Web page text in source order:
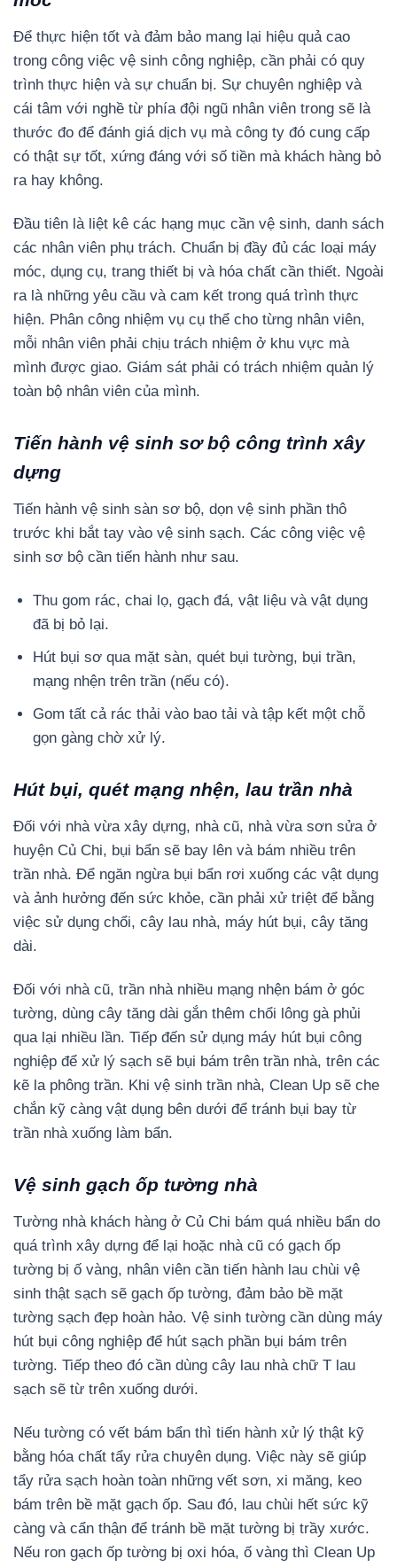
Để thực hiện tốt và đảm bảo mang lại hiệu quả cao
trong công việc vệ sinh công nghiệp, cần phải có quy
trình thực hiện và sự chuẩn bị. Sự chuyên nghiệp và
cái tâm với nghề từ phía đội ngũ nhân viên trong sẽ là
thước đo để đánh giá dịch vụ mà công ty đó cung cấp
có thật sự tốt, xứng đáng với số tiền mà khách hàng bỏ
ra hay không.
Đầu tiên là liệt kê các hạng mục cần vệ sinh, danh sách
các nhân viên phụ trách. Chuẩn bị đầy đủ các loại máy
móc, dụng cụ, trang thiết bị và hóa chất cần thiết. Ngoài
ra là những yêu cầu và cam kết trong quá trình thực
hiện. Phân công nhiệm vụ cụ thể cho từng nhân viên,
mỗi nhân viên phải chịu trách nhiệm ở khu vực mà
mình được giao. Giám sát phải có trách nhiệm quản lý
toàn bộ nhân viên của mình.
Tiến hành vệ sinh sơ bộ công trình xây
dựng
Tiến hành vệ sinh sàn sơ bộ, dọn vệ sinh phần thô
trước khi bắt tay vào vệ sinh sạch. Các công việc vệ
sinh sơ bộ cần tiến hành như sau.
Thu gom rác, chai lọ, gạch đá, vật liệu và vật dụng
đã bị bỏ lại.
Hút bụi sơ qua mặt sàn, quét bụi tường, bụi trần,
mạng nhện trên trần (nếu có).
Gom tất cả rác thải vào bao tải và tập kết một chỗ
gọn gàng chờ xử lý.
Hút bụi, quét mạng nhện, lau trần nhà
Đối với nhà vừa xây dựng, nhà cũ, nhà vừa sơn sửa ở
huyện Củ Chi, bụi bẩn sẽ bay lên và bám nhiều trên
trần nhà. Để ngăn ngừa bụi bẩn rơi xuống các vật dụng
và ảnh hưởng đến sức khỏe, cần phải xử triệt để bằng
việc sử dụng chổi, cây lau nhà, máy hút bụi, cây tăng
dài.
Đối với nhà cũ, trần nhà nhiều mạng nhện bám ở góc
tường, dùng cây tăng dài gắn thêm chổi lông gà phủi
qua lại nhiều lần. Tiếp đến sử dụng máy hút bụi công
nghiệp để xử lý sạch sẽ bụi bám trên trần nhà, trên các
kẽ la phông trần. Khi vệ sinh trần nhà, Clean Up sẽ che
chắn kỹ càng vật dụng bên dưới để tránh bụi bay từ
trần nhà xuống làm bẩn.
Vệ sinh gạch ốp tường nhà
Tường nhà khách hàng ở Củ Chi bám quá nhiều bẩn do
quá trình xây dựng để lại hoặc nhà cũ có gạch ốp
tường bị ố vàng, nhân viên cần tiến hành lau chùi vệ
sinh thật sạch sẽ gạch ốp tường, đảm bảo bề mặt
tường sạch đẹp hoàn hảo. Vệ sinh tường cần dùng máy
hút bụi công nghiệp để hút sạch phần bụi bám trên
tường. Tiếp theo đó cần dùng cây lau nhà chữ T lau
sạch sẽ từ trên xuống dưới.
Nếu tường có vết bám bẩn thì tiến hành xử lý thật kỹ
bằng hóa chất tẩy rửa chuyên dụng. Việc này sẽ giúp
tẩy rửa sạch hoàn toàn những vết sơn, xi măng, keo
bám trên bề mặt gạch ốp. Sau đó, lau chùi hết sức kỹ
càng và cẩn thận để tránh bề mặt tường bị trầy xước.
Nếu ron gạch ốp tường bị oxi hóa, ố vàng thì Clean Up